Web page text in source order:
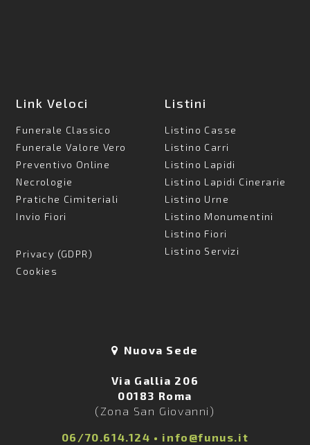
Link Veloci
Funerale Classico
Funerale Valore Vero
Preventivo Online
Necrologie
Pratiche Cimiteriali
Invio Fiori
Privacy (GDPR)
Cookies
Listini
Listino Casse
Listino Carri
Listino Lapidi
Listino Lapidi Cinerarie
Listino Urne
Listino Monumentini
Listino Fiori
Listino Servizi
Nuova Sede
Via Gallia 206
00183 Roma
(Zona San Giovanni)
06/70.614.124 • info@funus.it